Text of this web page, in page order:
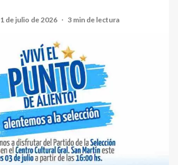
1 de julio de 2026 3 min de lectura